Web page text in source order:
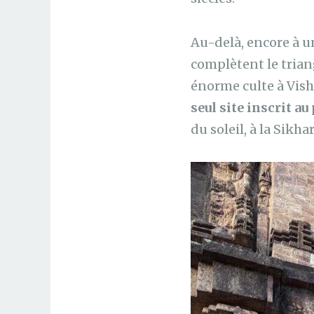
Au-delà, encore à
complètent le
énorme culte à
seul site inscrit au
du soleil, à la